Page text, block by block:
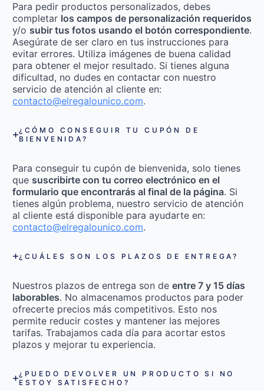
Para pedir productos personalizados, debes
completar los campos de personalización requeridos
y/o subir tus fotos usando el botón correspondiente.
Asegúrate de ser claro en tus instrucciones para
evitar errores. Utiliza imágenes de buena calidad
para obtener el mejor resultado. Si tienes alguna
dificultad, no dudes en contactar con nuestro
servicio de atención al cliente en:
contacto@elregalounico.com.
¿CÓMO CONSEGUIR TU CUPÓN DE
BIENVENIDA?
Para conseguir tu cupón de bienvenida, solo tienes
que suscribirte con tu correo electrónico en el
formulario que encontrarás al final de la página. Si
tienes algún problema, nuestro servicio de atención
al cliente está disponible para ayudarte en:
contacto@elregalounico.com.
¿CUÁLES SON LOS PLAZOS DE ENTREGA?
Nuestros plazos de entrega son de entre 7 y 15 días
laborables. No almacenamos productos para poder
ofrecerte precios más competitivos. Esto nos
permite reducir costes y mantener las mejores
tarifas. Trabajamos cada día para acortar estos
plazos y mejorar tu experiencia.
¿PUEDO DEVOLVER UN PRODUCTO SI NO
ESTOY SATISFECHO?